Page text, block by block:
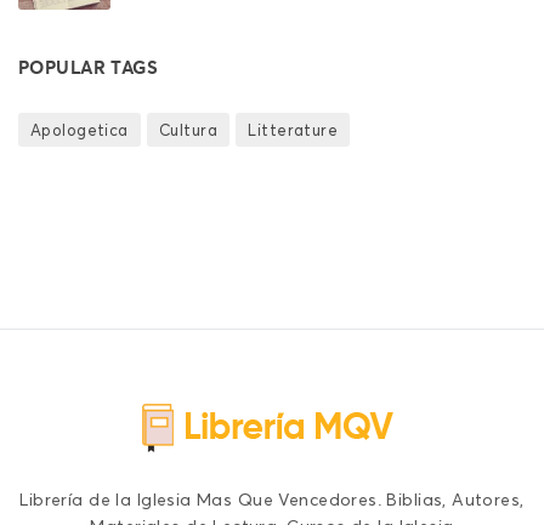
POPULAR TAGS
Apologetica Cultura Litterature
Librería de la Iglesia Mas Que Vencedores. Biblias, Autores,